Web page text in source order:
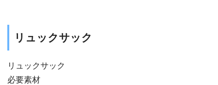
リュックサック
リュックサック
必要素材